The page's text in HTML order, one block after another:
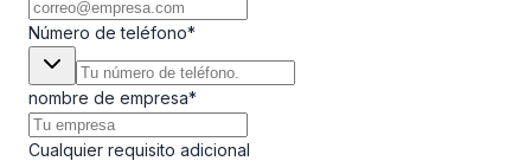
Número de teléfono*
nombre de empresa*
Cualquier requisito adicional